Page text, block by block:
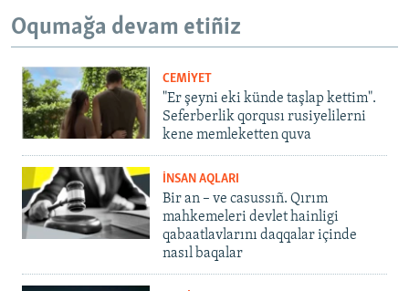
Oqumağa devam etiñiz
CEMİYET
"Er şeyni eki künde taşlap kettim".
Seferberlik qorqusı rusiyelilerni
kene memleketten quva
İNSAN AQLARI
Bir an – ve casussıñ. Qırım
mahkemeleri devlet hainligi
qabaatlavlarını daqqalar içinde
nasıl baqalar